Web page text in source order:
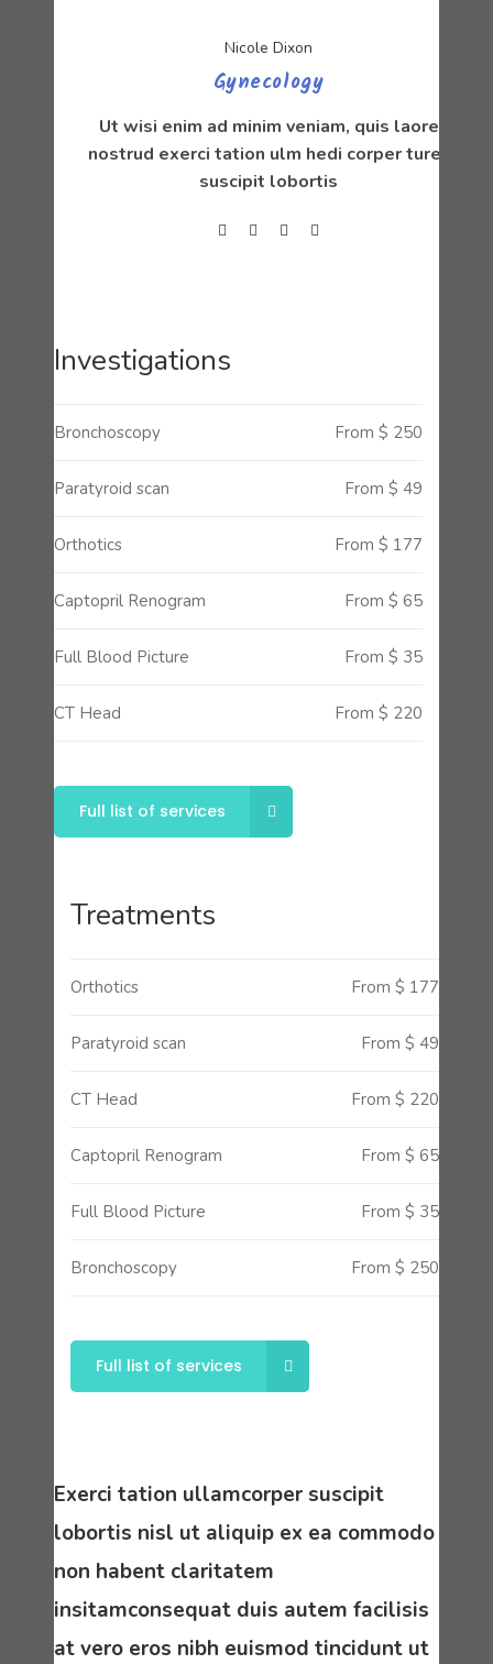
Nicole Dixon
Gynecology
Ut wisi enim ad minim veniam, quis laore
nostrud exerci tation ulm hedi corper turet
suscipit lobortis
Investigations
Bronchoscopy From $ 250
Paratyroid scan From $ 49
Orthotics From $ 177
Captopril Renogram From $ 65
Full Blood Picture From $ 35
CT Head From $ 220
Full list of services
Treatments
Orthotics From $ 177
Paratyroid scan From $ 49
CT Head From $ 220
Captopril Renogram From $ 65
Full Blood Picture From $ 35
Bronchoscopy From $ 250
Full list of services
Exerci tation ullamcorper suscipit
lobortis nisl ut aliquip ex ea commodo
non habent claritatem
insitamconsequat duis autem facilisis
at vero eros nibh euismod tincidunt ut